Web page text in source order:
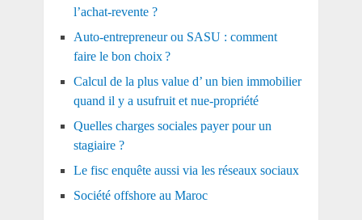
l’achat-revente ?
Auto-entrepreneur ou SASU : comment
faire le bon choix ?
Calcul de la plus value d’ un bien immobilier
quand il y a usufruit et nue-propriété
Quelles charges sociales payer pour un
stagiaire ?
Le fisc enquête aussi via les réseaux sociaux
Société offshore au Maroc